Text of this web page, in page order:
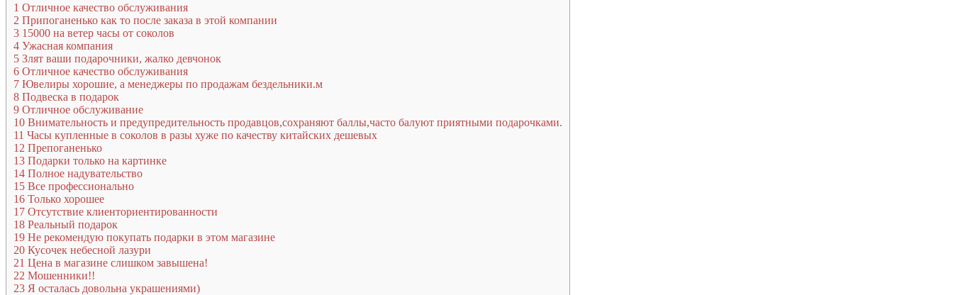
1 Отличное качество обслуживания
2 Припоганенько как то после заказа в этой компании
3 15000 на ветер часы от соколов
4 Ужасная компания
5 Злят ваши подарочники, жалко девчонок
6 Отличное качество обслуживания
7 Ювелиры хорошие, а менеджеры по продажам бездельники.м
8 Подвеска в подарок
9 Отличное обслуживание
10 Внимательность и предупредительность продавцов,сохраняют баллы,часто балуют приятными подарочками.
11 Часы купленные в соколов в разы хуже по качеству китайских дешевых
12 Препоганенько
13 Подарки только на картинке
14 Полное надувательство
15 Все профессионально
16 Только хорошее
17 Отсутствие клиенториентированности
18 Реальный подарок
19 Не рекомендую покупать подарки в этом магазине
20 Кусочек небесной лазури
21 Цена в магазине слишком завышена!
22 Мошенники!!
23 Я осталась довольна украшениями)